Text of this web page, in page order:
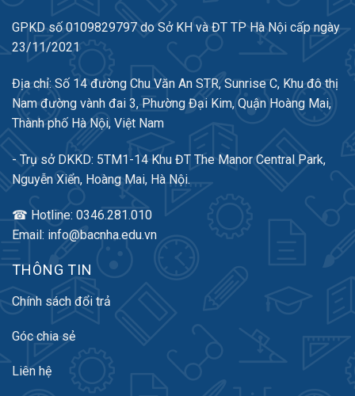
GPKD số 0109829797 do Sở KH và ĐT TP Hà Nội cấp ngày
23/11/2021
Địa chỉ: Số 14 đường Chu Văn An STR, Sunrise C, Khu đô thị
Nam đường vành đai 3, Phường Đại Kim, Quận Hoàng Mai,
Thành phố Hà Nội, Việt Nam
- Trụ sở DKKD: 5TM1-14 Khu ĐT The Manor Central Park,
Nguyễn Xiển, Hoàng Mai, Hà Nội.
☎ Hotline: 0346.281.010
Email: info@bacnha.edu.vn
THÔNG TIN
Chính sách đổi trả
Góc chia sẻ
Liên hệ